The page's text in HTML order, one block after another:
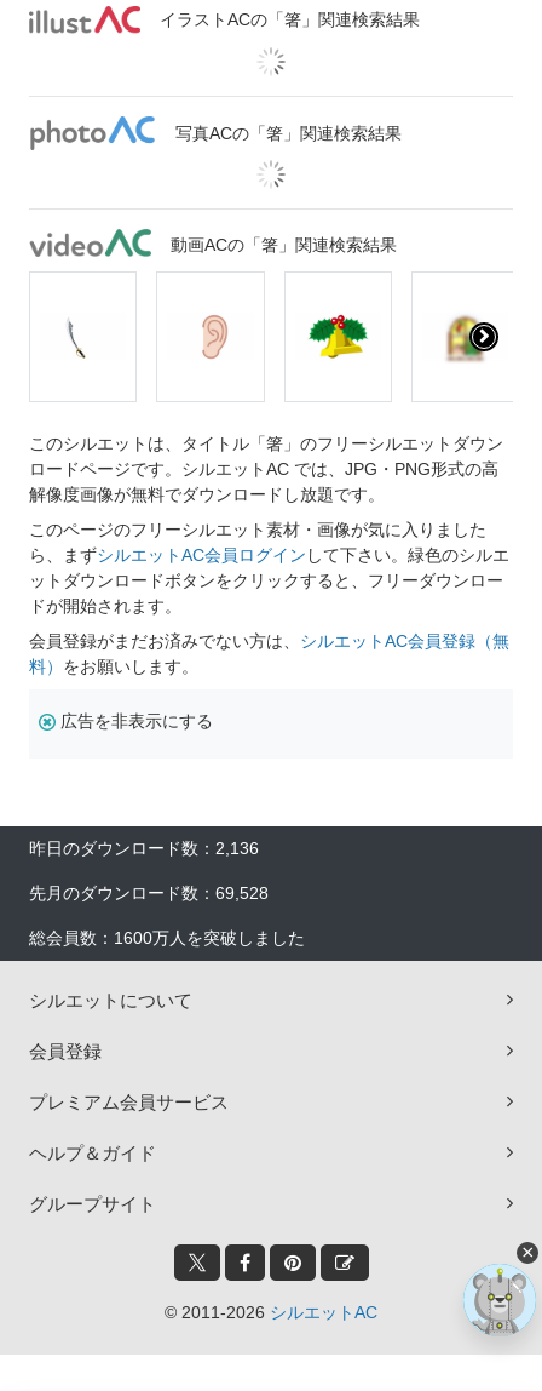
イラストACの「箸」関連検索結果
写真ACの「箸」関連検索結果
動画ACの「箸」関連検索結果
このシルエットは、タイトル「箸」のフリーシルエットダウン
ロードページです。シルエットAC では、JPG・PNG形式の高
解像度画像が無料でダウンロードし放題です。
このページのフリーシルエット素材・画像が気に入りました
ら、まずシルエットAC会員ログイン して下さい。緑色のシルエ
ットダウンロードボタンをクリックすると、フリーダウンロー
ドが開始されます。
会員登録がまだお済みでない方は、 シルエットAC会員登録（無
料） をお願いします。
広告を非表示にする
昨日のダウンロード数：2,136
先月のダウンロード数：69,528
総会員数：1600万人を突破しました
シルエットについて
会員登録
プレミアム会員サービス
ヘルプ＆ガイド
グループサイト
© 2011-2026 シルエットAC
×